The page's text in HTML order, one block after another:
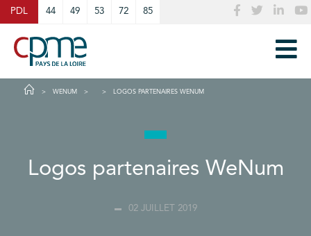
PDL 44 49 53 72 85
WENUM LOGOS PARTENAIRES WENUM
Logos partenaires WeNum
02 JUILLET 2019
Cookies management panel